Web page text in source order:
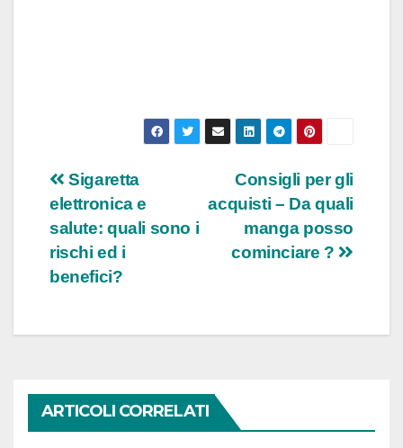
Navigazione
articoli
Consigli per gli
acquisti – Da quali
manga posso
cominciare ?
Sigaretta
elettronica e
salute: quali sono i
rischi ed i
benefici?
ARTICOLI CORRELATI